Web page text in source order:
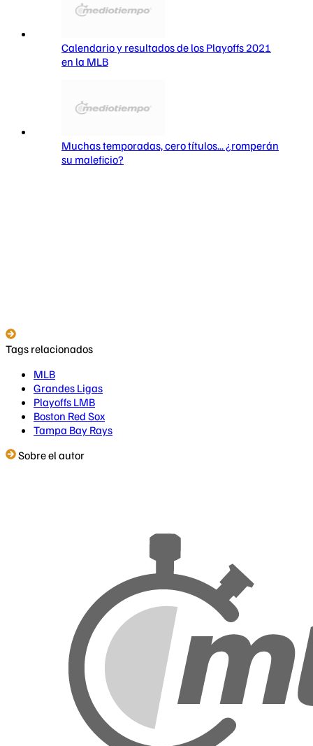
Calendario y resultados de los Playoffs 2021
en la MLB
Muchas temporadas, cero títulos... ¿romperán
su maleficio?
Tags relacionados
MLB
Grandes Ligas
Playoffs LMB
Boston Red Sox
Tampa Bay Rays
Sobre el autor